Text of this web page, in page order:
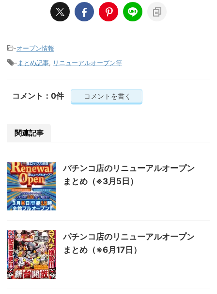
-オープン情報
- まとめ記事 リニューアルオープン等
コメント：0件 コメントを書く
関連記事
パチンコ店のリニューアルオープン
まとめ（※3月5日）
パチンコ店のリニューアルオープン
まとめ（※6月17日）